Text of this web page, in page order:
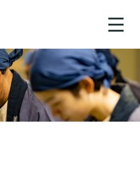
toggle